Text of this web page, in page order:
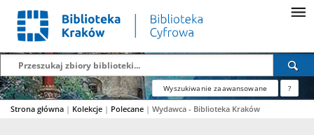
Wyszukiwanie zaawansowane ?
Strona główna | Kolekcje | Polecane | Wydawca - Biblioteka Kraków